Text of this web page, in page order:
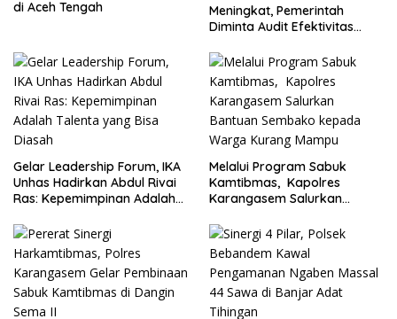
di Aceh Tengah
Meningkat, Pemerintah
Diminta Audit Efektivitas
Gelar Leadership Forum, IKA
Unhas Hadirkan Abdul Rivai
Ras: Kepemimpinan Adalah
Melalui Program Sabuk
Kamtibmas, Kapolres
Karangasem Salurkan
Warga Kurang Mampu